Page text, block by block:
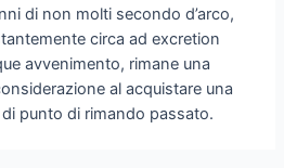
di non molti secondo d’arco,
circa ad excretion
avvenimento, rimane una
al acquistare una
punto di rimando passato.